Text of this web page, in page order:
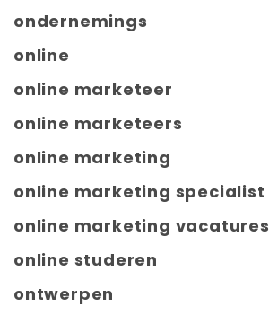
ondernemings
online
online marketeer
online marketeers
online marketing
online marketing specialist
online marketing vacatures
online studeren
ontwerpen